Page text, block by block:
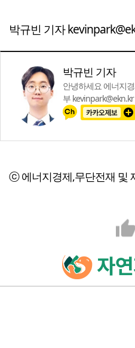
박규빈 기자
박규빈 기자
안녕하세요 에너지
부 kevinpark@ekn.kr
ⓒ 에너지경제,무단전재 및